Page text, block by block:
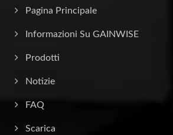
Pagina Principale
Informazioni Su GAINWISE
Prodotti
Notizie
FAQ
Scarica